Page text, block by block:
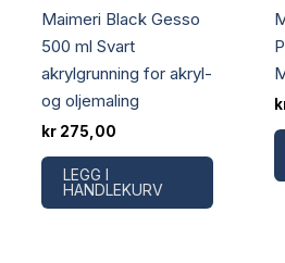
Maimeri Black Gesso
500 ml Svart
akrylgrunning for akryl-
og oljemaling
kr 275,00
LEGG I
HANDLEKURV